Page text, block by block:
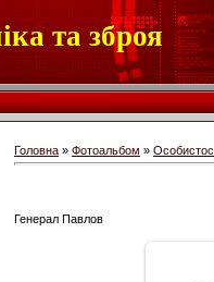
та зброя
Головна » Фотоальбом »
Генерал Павлов